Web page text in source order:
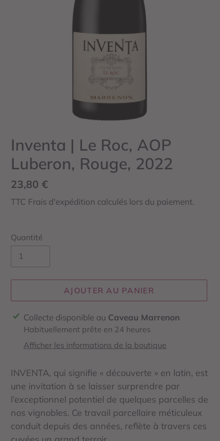
Inventa | Le Roc, AOP
Luberon, Rouge, 2022
Prix
normal
23,80 €
TTC Frais d'expédition calculés lors du paiement.
Quantité
AJOUTER AU PANIER
Ajout
d'un
produit
panier
Collecte disponible au Caveau Marrenon
Habituellement prête en 24 heures
Afficher les informations de la boutique
INVENTA, qui signifie « découverte » en latin, est
une invitation à se laisser surprendre par
l’exceptionnel potentiel de quelques parcelles de
nos vignobles. Ce travail parcellaire méticuleux
conduit depuis des années, reflète à travers ces